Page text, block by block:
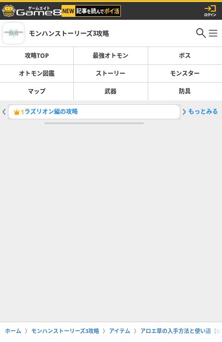
モンハンストーリーズ3攻略
攻略TOP 最強オトモン ボス
オトモン図鑑 ストーリー モンスター
マップ 武器 防具
1ラズリオン編の攻略 2侵獣シ
もっとみる
ホーム モンハンストーリーズ3攻略 アイテム アロエ草の入手方法と使い道【